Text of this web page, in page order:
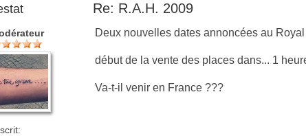
Re: R.A.H. 2009
Deux nouvelles dates annoncées au
début de la vente des places dans... 1
Va-t-il venir en France ???